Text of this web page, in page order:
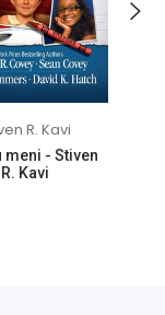
R. Kavi
meni - Stiven
R. Kavi